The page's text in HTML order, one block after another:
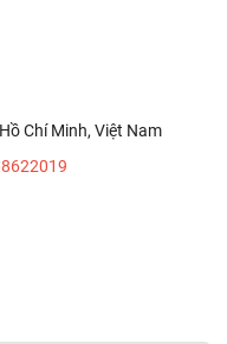
Chí Minh, Việt Nam